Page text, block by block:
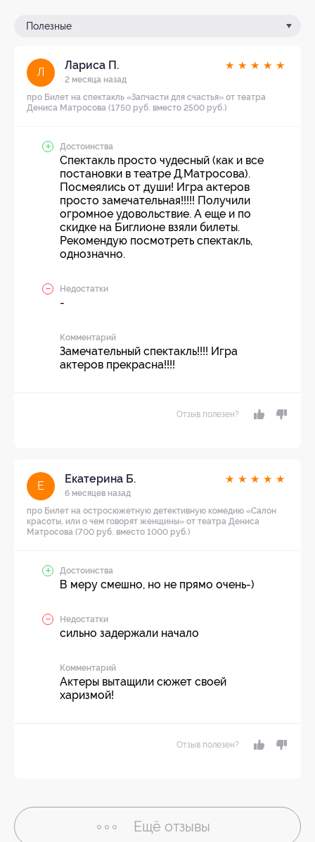
Полезные
Л
Лариса П.
2 месяца назад
★ ★ ★ ★ ★
про Билет на спектакль «Запчасти для счастья» от театра
Дениса Матросова (1750 руб. вместо 2500 руб.)
Достоинства
Спектакль просто чудесный (как и все
постановки в театре Д.Матросова).
Посмеялись от души! Игра актеров
просто замечательная!!!!! Получили
огромное удовольствие. А еще и по
скидке на Биглионе взяли билеты.
Рекомендую посмотреть спектакль,
однозначно.
Недостатки
-
Комментарий
Замечательный спектакль!!!! Игра
актеров прекрасна!!!!
Отзыв полезен?
Е
Екатерина Б.
6 месяцев назад
★ ★ ★ ★ ★
про Билет на остросюжетную детективную комедию «Салон
красоты, или о чем говорят женщины» от театра Дениса
Матросова (700 руб. вместо 1000 руб.)
Достоинства
В меру смешно, но не прямо очень-)
Недостатки
сильно задержали начало
Комментарий
Актеры вытащили сюжет своей
харизмой!
Отзыв полезен?
Ещё отзывы